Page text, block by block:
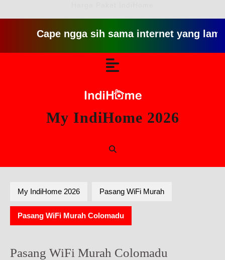
Cape ngga sih sama internet yang lambat
My IndiHome 2026
My IndiHome 2026 Pasang WiFi Murah
Pasang WiFi Murah Colomadu
Pasang WiFi Murah Colomadu